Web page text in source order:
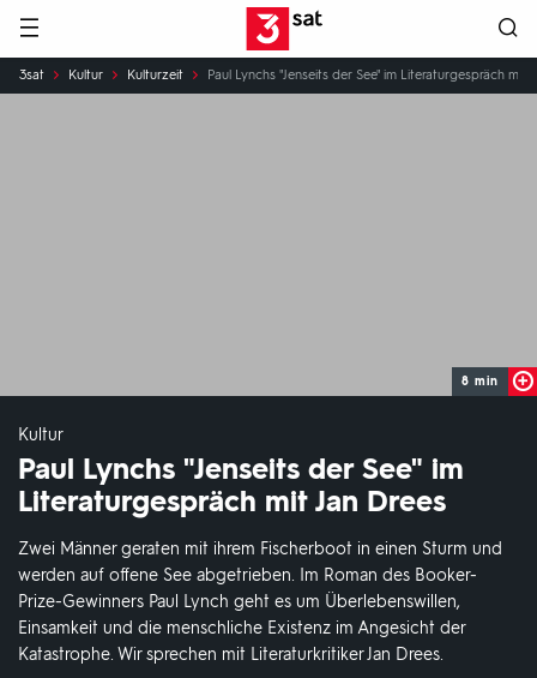
Hauptnavigation 3SAT
Sie
sind
3sat Kultur Kulturzeit Paul Lynchs "Jenseits der See" im Literaturgespräch mit
8 min
Kultur
Paul Lynchs "Jenseits der See" im
Literaturgespräch mit Jan Drees
Zwei Männer geraten mit ihrem Fischerboot in einen Sturm und
werden auf offene See abgetrieben. Im Roman des Booker-
Prize-Gewinners Paul Lynch geht es um Überlebenswillen,
Einsamkeit und die menschliche Existenz im Angesicht der
Katastrophe. Wir sprechen mit Literaturkritiker Jan Drees.